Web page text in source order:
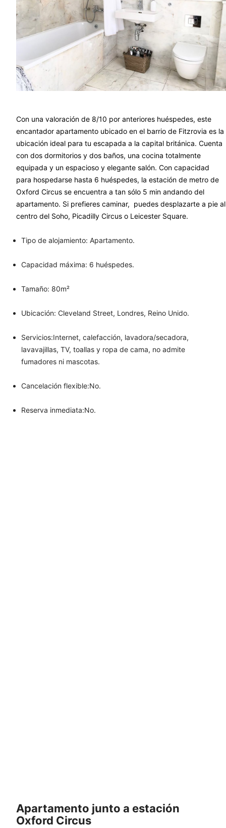
Con una valoración de 8/10 por anteriores huéspedes, este
encantador apartamento ubicado en el barrio de Fitzrovia es la
ubicación ideal para tu escapada a la capital británica. Cuenta
con dos dormitorios y dos baños, una cocina totalmente
equipada y un espacioso y elegante salón. Con capacidad
para hospedarse hasta 6 huéspedes, la estación de metro de
Oxford Circus se encuentra a tan sólo 5 min andando del
apartamento. Si prefieres caminar, puedes desplazarte a pie al
centro del Soho, Picadilly Circus o Leicester Square.
Tipo de alojamiento: Apartamento.
Capacidad máxima: 6 huéspedes.
Tamaño: 80m²
Ubicación: Cleveland Street, Londres, Reino Unido.
Servicios:Internet, calefacción, lavadora/secadora,
lavavajillas, TV, toallas y ropa de cama, no admite
fumadores ni mascotas.
Cancelación flexible:No.
Reserva inmediata:No.
Apartamento junto a estación
Oxford Circus